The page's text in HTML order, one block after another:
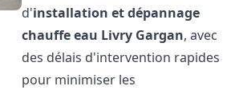
d'installation et dépannage
chauffe eau Livry Gargan, avec
des délais d'intervention rapides
pour minimiser les